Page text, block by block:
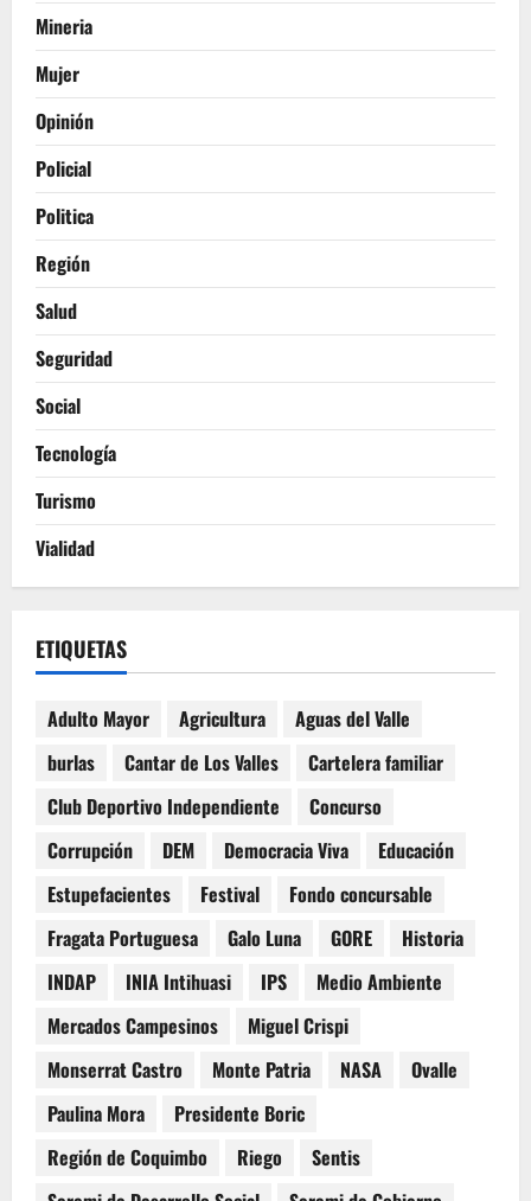
Mineria
Mujer
Opinión
Policial
Politica
Región
Salud
Seguridad
Social
Tecnología
Turismo
Vialidad
ETIQUETAS
Adulto Mayor Agricultura
Aguas del Valle
burlas
Cantar de Los Valles
Cartelera familiar
Club Deportivo Independiente
Concurso
Corrupción
DEM Democracia Viva
Educación
Estupefacientes
Festival
Fondo concursable
Fragata Portuguesa
Galo Luna GORE
Historia
INDAP
INIA Intihuasi IPS
Medio Ambiente
Mercados Campesinos
Miguel Crispi
Monserrat Castro
Monte Patria NASA
Ovalle
Paulina Mora
Presidente Boric
Región de Coquimbo
Riego
Sentis